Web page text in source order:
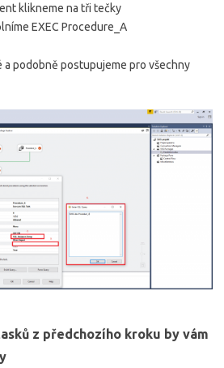
klikneme na tři tečky
EXEC Procedure_A
a podobně postupujeme pro všechny
z předchozího kroku by vám